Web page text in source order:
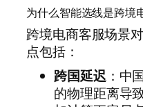
为什么智能选线是跨境
跨境电商客服场景
点包括：
跨国延迟：中
的物理距离导